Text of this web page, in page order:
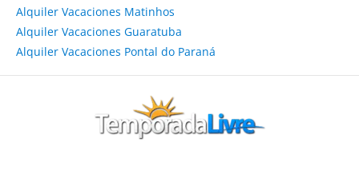
Alquiler Vacaciones Matinhos
Alquiler Vacaciones Guaratuba
Alquiler Vacaciones Pontal do Paraná